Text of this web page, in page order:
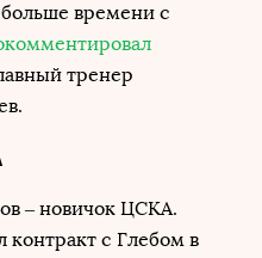
времени с
тренер
– новичок ЦСКА.
контракт с Глебом в